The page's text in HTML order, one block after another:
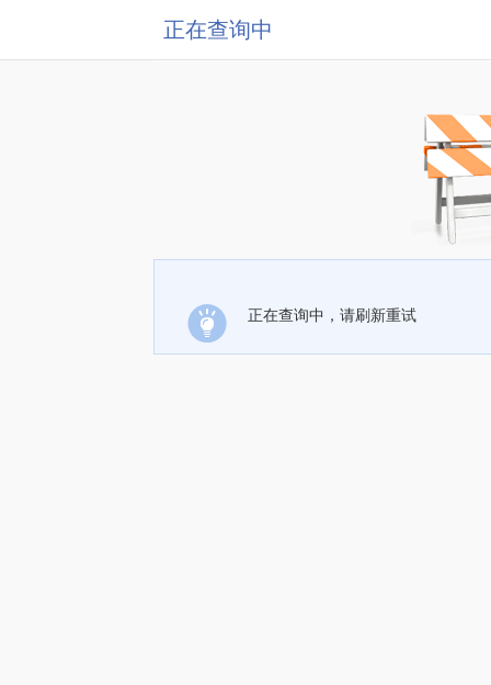
正在查询中
正在查询中，请刷新重试